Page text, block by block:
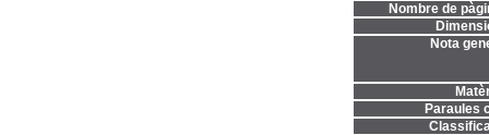
Nombre de
Nota
Paraules